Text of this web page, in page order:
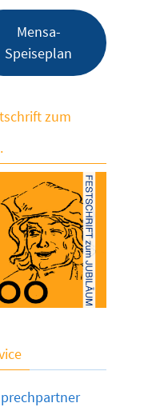
Mensa-
Speiseplan
zum